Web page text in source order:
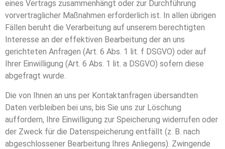
eines Vertrags zusammenhängt oder zur Durchführung
vorvertraglicher Maßnahmen erforderlich ist. In allen übrigen
Fällen beruht die Verarbeitung auf unserem berechtigten
Interesse an der effektiven Bearbeitung der an uns
gerichteten Anfragen (Art. 6 Abs. 1 lit. f DSGVO) oder auf
Ihrer Einwilligung (Art. 6 Abs. 1 lit. a DSGVO) sofern diese
abgefragt wurde.
Die von Ihnen an uns per Kontaktanfragen übersandten
Daten verbleiben bei uns, bis Sie uns zur Löschung
auffordern, Ihre Einwilligung zur Speicherung widerrufen oder
der Zweck für die Datenspeicherung entfällt (z. B. nach
abgeschlossener Bearbeitung Ihres Anliegens). Zwingende